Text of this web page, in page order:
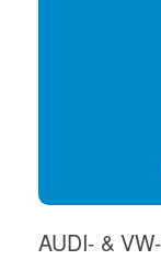
AUDI- &